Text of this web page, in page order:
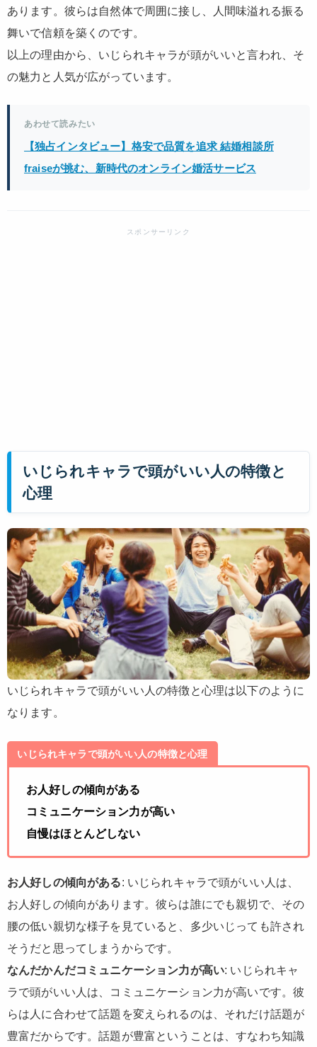
あります。彼らは自然体で周囲に接し、人間味溢れる振る
舞いで信頼を築くのです。
以上の理由から、いじられキャラが頭がいいと言われ、そ
の魅力と人気が広がっています。
あわせて読みたい
【独占インタビュー】格安で品質を追求 結婚相談所
fraiseが挑む、新時代のオンライン婚活サービス
いじられキャラで頭がいい人の特徴と
心理
いじられキャラで頭がいい人の特徴と心理は以下のように
なります。
いじられキャラで頭がいい人の特徴と心理
お人好しの傾向がある
コミュニケーション力が高い
自慢はほとんどしない
お人好しの傾向がある: いじられキャラで頭がいい人は、
お人好しの傾向があります。彼らは誰にでも親切で、その
腰の低い親切な様子を見ていると、多少いじっても許され
そうだと思ってしまうからです。
なんだかんだコミュニケーション力が高い: いじられキャ
ラで頭がいい人は、コミュニケーション力が高いです。彼
らは人に合わせて話題を変えられるのは、それだけ話題が
豊富だからです。話題が豊富ということは、すなわち知識